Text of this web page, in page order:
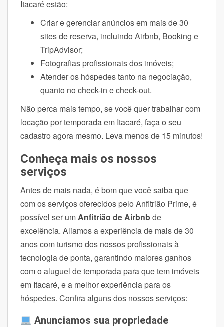
Itacaré estão:
Criar e gerenciar anúncios em mais de 30
sites de reserva, incluindo Airbnb, Booking e
TripAdvisor;
Fotografias profissionais dos imóveis;
Atender os hóspedes tanto na negociação,
quanto no check-in e check-out.
Não perca mais tempo, se você quer trabalhar com
locação por temporada em Itacaré, faça o seu
cadastro agora mesmo. Leva menos de 15 minutos!
Conheça mais os nossos
serviços
Antes de mais nada, é bom que você saiba que
com os serviços oferecidos pelo Anfitrião Prime, é
possível ser um Anfitrião de Airbnbde
excelência. Aliamos a experiência de mais de 30
anos com turismo dos nossos profissionais à
tecnologia de ponta, garantindo maiores ganhos
com o aluguel de temporada para que tem imóveis
em Itacaré, e a melhor experiência para os
hóspedes. Confira alguns dos nossos serviços:
Anunciamos sua propriedade